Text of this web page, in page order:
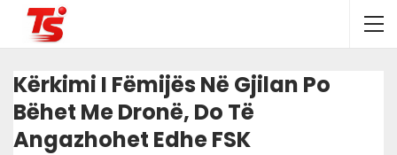
Kërkimi I Fëmijës Në Gjilan Po
Bëhet Me Dronë, Do Të
Angazhohet Edhe FSK